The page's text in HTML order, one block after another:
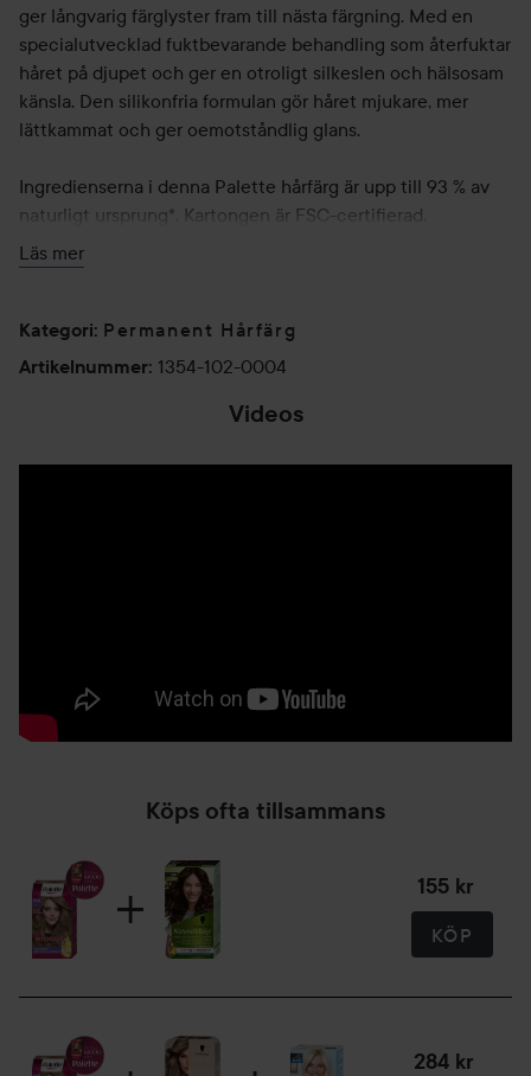
ger långvarig färglyster fram till nästa färgning. Med en
specialutvecklad fuktbevarande behandling som återfuktar
håret på djupet och ger en otroligt silkeslen och hälsosam
känsla. Den silikonfria formulan gör håret mjukare, mer
lättkammat och ger oemotståndlig glans.
Ingredienserna i denna Palette hårfärg är upp till 93 % av
naturligt ursprung*. Kartongen är FSC-certifierad.
Aluminiumtub och bruksanvisning kan återvinnas.
Tillsammans skapar vi vackra ögonblick för en färgstark och
Produktfördelar i korthet:
Med fuktbevarande efterbehandling
Användning:
2. Applicera blandningen med applikatorflaskan i torrt hår
3. Skölj med ljummet vatten tills vattnet är helt klart.
Använd därefter den fuktbevarande Care Conditionern
som ingår i förpackningen.
Läs mer
Kategori: Permanent Hårfärg
Artikelnummer: 1354-102-0004
Videos
Köps ofta tillsammans
155 kr
KÖP
284 kr